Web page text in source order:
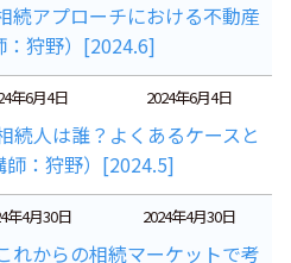
アプローチにおける不動産
：狩野）[2024.6]
年6月4日 2024年6月4日
人は誰？よくあるケースと
師：狩野）[2024.5]
年4月30日 2024年4月30日
からの相続マーケットで考